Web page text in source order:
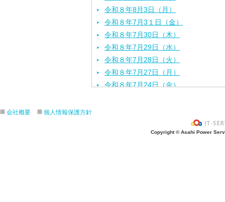
令和８年8月3日（月）
令和８年7月3１日（金）
令和８年7月30日（木）
令和８年7月29日（水）
令和８年7月28日（火）
令和８年7月27日（月）
令和８年7月24日（金）
令和８年7月17日（金）
会社概要 個人情報保護方針
Copyright © Asahi Power